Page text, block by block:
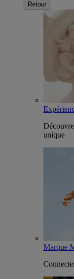
Retour
unique
Marque